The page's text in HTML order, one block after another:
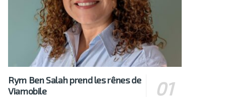
Rym Ben Salah prend les rênes de
Viamobile